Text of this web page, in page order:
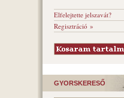
Elfelejtette jelszavát?
Regisztráció »
GYORSKERESŐ